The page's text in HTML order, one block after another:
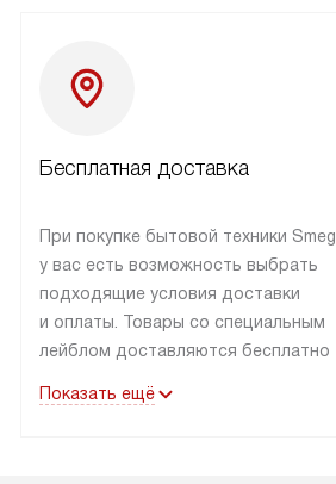
Бесплатная доставка
При покупке бытовой техники Smeg
у вас есть возможность выбрать
подходящие условия доставки
и оплаты. Товары со специальным
лейблом доставляются бесплатно
до подъезда. Доставка за пределы
Показать ещё